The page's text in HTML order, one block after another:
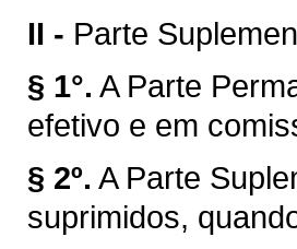
II - Parte
§ 1°. A Parte
efetivo e em
§ 2º. A Parte
suprimidos,